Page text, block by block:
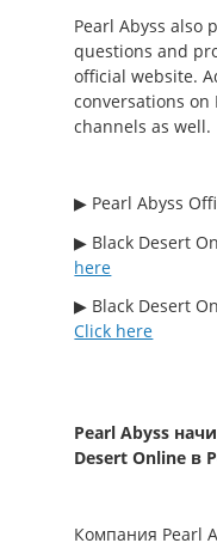
Pearl Abyss also
questions and
official website.
conversations on
channels as well.
▶ Pearl Abyss
▶ Black Desert
here
▶ Black Desert
Click here
Pearl Abyss
Desert Online в
Компания Pearl